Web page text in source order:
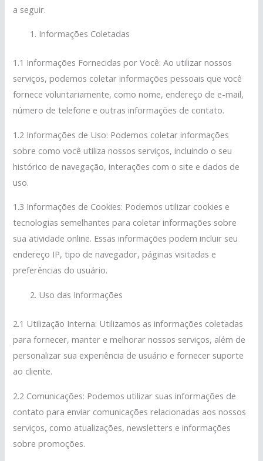
a seguir.
Informações Coletadas
1.1 Informações Fornecidas por Você: Ao utilizar nossos
serviços, podemos coletar informações pessoais que você
fornece voluntariamente, como nome, endereço de e-mail,
número de telefone e outras informações de contato.
1.2 Informações de Uso: Podemos coletar informações
sobre como você utiliza nossos serviços, incluindo o seu
histórico de navegação, interações com o site e dados de
uso.
1.3 Informações de Cookies: Podemos utilizar cookies e
tecnologias semelhantes para coletar informações sobre
sua atividade online. Essas informações podem incluir seu
endereço IP, tipo de navegador, páginas visitadas e
preferências do usuário.
Uso das Informações
2.1 Utilização Interna: Utilizamos as informações coletadas
para fornecer, manter e melhorar nossos serviços, além de
personalizar sua experiência de usuário e fornecer suporte
ao cliente.
2.2 Comunicações: Podemos utilizar suas informações de
contato para enviar comunicações relacionadas aos nossos
serviços, como atualizações, newsletters e informações
sobre promoções.